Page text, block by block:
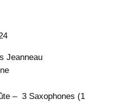
Jeanneau
– 3 Saxophones (1